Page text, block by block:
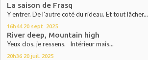
La saison de Frasq
Y entrer. De l'autre coté du rideau. Et tout
16h44 20 sept. 2025
River deep, Mountain high
Yeux clos, je ressens. Intérieur mais...
20h36 20 juil. 2025